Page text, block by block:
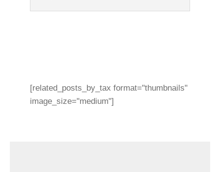
[related_posts_by_tax format="thumbnails"
image_size="medium"]